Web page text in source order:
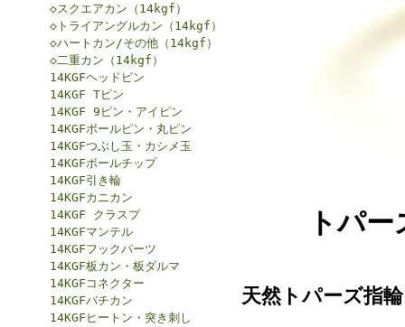
◇スクエアカン（14kgf）
◇トライアングルカン（14kgf）
◇ハートカン/その他（14kgf）
◇二重カン（14kgf）
14KGFヘッドピン
14KGF Tピン
14KGF 9ピン・アイピン
14KGFボールピン・丸ピン
14KGFつぶし玉・カシメ玉
14KGFボールチップ
14KGF引き輪
14KGFカニカン
14KGF クラスプ
14KGFマンテル
14KGFフックパーツ
14KGF板カン・板ダルマ
14KGFコネクター
14KGFバチカン
14KGFヒートン・突き刺し
トパ
天然トパーズ指